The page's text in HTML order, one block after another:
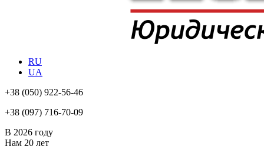
RU
UA
+38 (050) 922-56-46
+38 (097) 716-70-09
В 2026 году
Нам 20 лет